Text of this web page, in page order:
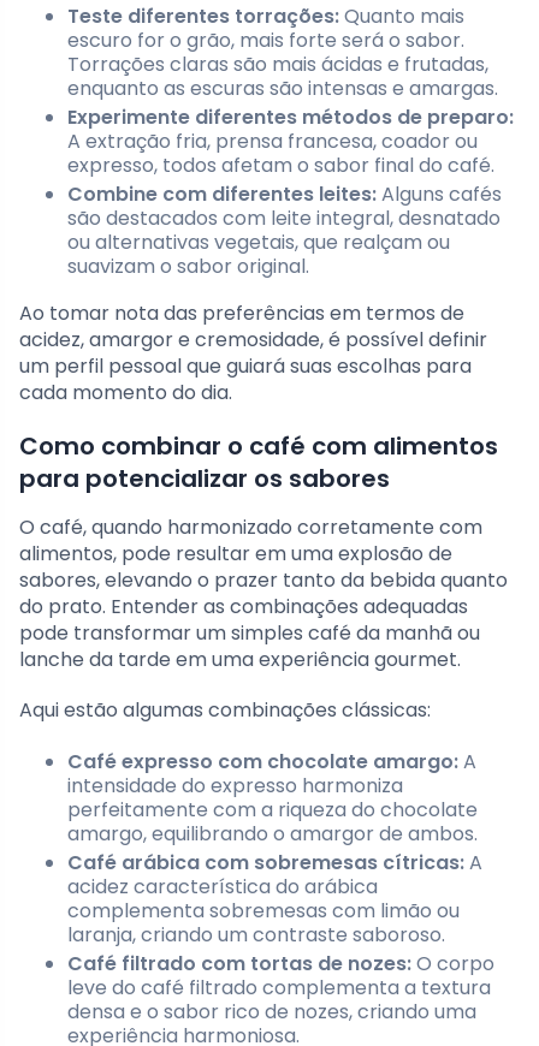
Teste diferentes torrações:Quanto mais
escuro for o grão, mais forte será o sabor.
Torrações claras são mais ácidas e frutadas,
enquanto as escuras são intensas e amargas.
Experimente diferentes métodos de preparo:
A extração fria, prensa francesa, coador ou
expresso, todos afetam o sabor final do café.
Combine com diferentes leites:Alguns cafés
são destacados com leite integral, desnatado
ou alternativas vegetais, que realçam ou
suavizam o sabor original.
Ao tomar nota das preferências em termos de
acidez, amargor e cremosidade, é possível definir
um perfil pessoal que guiará suas escolhas para
cada momento do dia.
Como combinar o café com alimentos
para potencializar os sabores
O café, quando harmonizado corretamente com
alimentos, pode resultar em uma explosão de
sabores, elevando o prazer tanto da bebida quanto
do prato. Entender as combinações adequadas
pode transformar um simples café da manhã ou
lanche da tarde em uma experiência gourmet.
Aqui estão algumas combinações clássicas:
Café expresso com chocolate amargo:A
intensidade do expresso harmoniza
perfeitamente com a riqueza do chocolate
amargo, equilibrando o amargor de ambos.
Café arábica com sobremesas cítricas:A
acidez característica do arábica
complementa sobremesas com limão ou
laranja, criando um contraste saboroso.
Café filtrado com tortas de nozes:O corpo
leve do café filtrado complementa a textura
densa e o sabor rico de nozes, criando uma
experiência harmoniosa.